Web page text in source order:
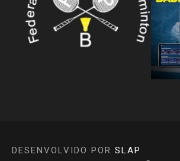
DESENVOLVIDO POR SLAP